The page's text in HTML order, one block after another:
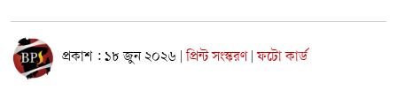
প্রকাশ : ১৮ জুন ২০২৬ প্রিন্ট সংস্করণ ফটো কার্ড